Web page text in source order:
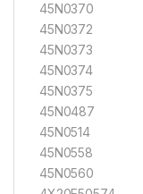
45N0370
45N0372
45N0373
45N0374
45N0375
45N0487
45N0514
45N0558
45N0560